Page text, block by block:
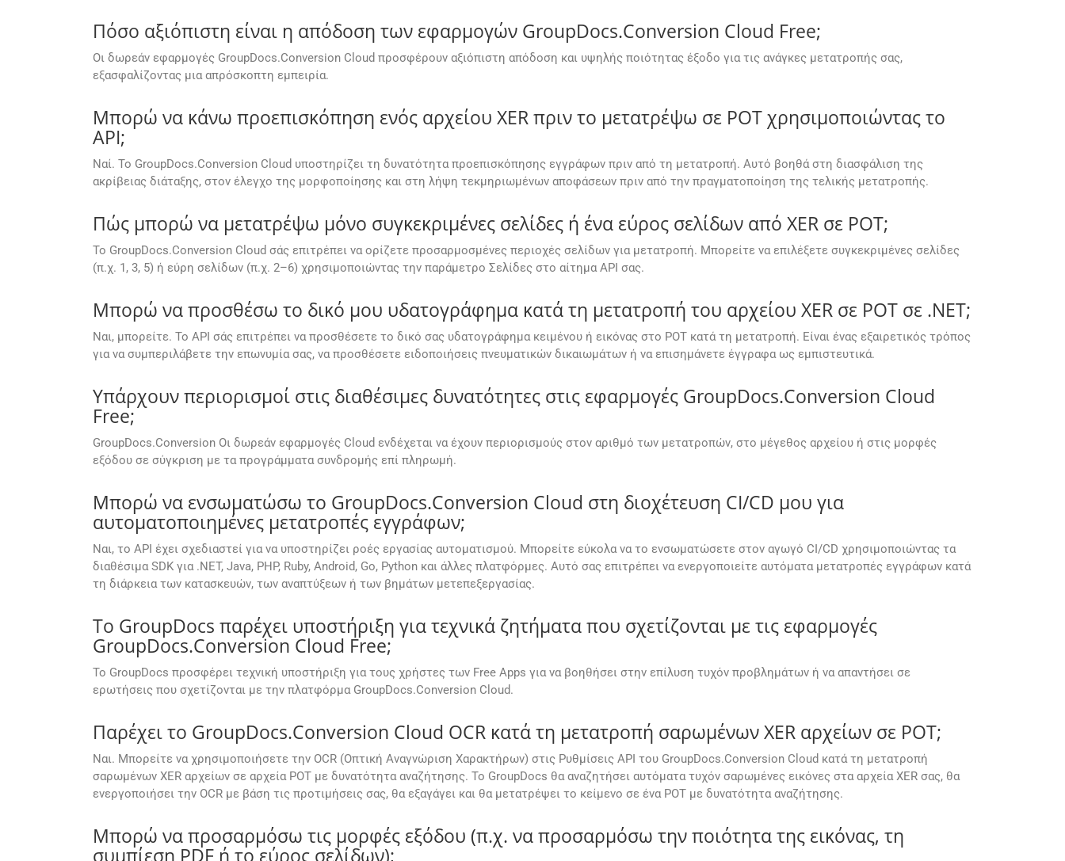
Πόσο αξιόπιστη είναι η απόδοση των εφαρμογών GroupDocs.Conversion Cloud Free;
Οι δωρεάν εφαρμογές GroupDocs.Conversion Cloud προσφέρουν αξιόπιστη απόδοση και υψηλής ποιότητας έξοδο για τις ανάγκες μετατροπής σας,
εξασφαλίζοντας μια απρόσκοπτη εμπειρία.
Μπορώ να κάνω προεπισκόπηση ενός αρχείου XER πριν το μετατρέψω σε POT χρησιμοποιώντας το
API;
Ναί. Το GroupDocs.Conversion Cloud υποστηρίζει τη δυνατότητα προεπισκόπησης εγγράφων πριν από τη μετατροπή. Αυτό βοηθά στη διασφάλιση της
ακρίβειας διάταξης, στον έλεγχο της μορφοποίησης και στη λήψη τεκμηριωμένων αποφάσεων πριν από την πραγματοποίηση της τελικής μετατροπής.
Πώς μπορώ να μετατρέψω μόνο συγκεκριμένες σελίδες ή ένα εύρος σελίδων από XER σε POT;
Το GroupDocs.Conversion Cloud σάς επιτρέπει να ορίζετε προσαρμοσμένες περιοχές σελίδων για μετατροπή. Μπορείτε να επιλέξετε συγκεκριμένες σελίδες
(π.χ. 1, 3, 5) ή εύρη σελίδων (π.χ. 2–6) χρησιμοποιώντας την παράμετρο Σελίδες στο αίτημα API σας.
Μπορώ να προσθέσω το δικό μου υδατογράφημα κατά τη μετατροπή του αρχείου XER σε POT σε .NET;
Ναι, μπορείτε. Το API σάς επιτρέπει να προσθέσετε το δικό σας υδατογράφημα κειμένου ή εικόνας στο POT κατά τη μετατροπή. Είναι ένας εξαιρετικός τρόπος
για να συμπεριλάβετε την επωνυμία σας, να προσθέσετε ειδοποιήσεις πνευματικών δικαιωμάτων ή να επισημάνετε έγγραφα ως εμπιστευτικά.
Υπάρχουν περιορισμοί στις διαθέσιμες δυνατότητες στις εφαρμογές GroupDocs.Conversion Cloud
Free;
GroupDocs.Conversion Οι δωρεάν εφαρμογές Cloud ενδέχεται να έχουν περιορισμούς στον αριθμό των μετατροπών, στο μέγεθος αρχείου ή στις μορφές
εξόδου σε σύγκριση με τα προγράμματα συνδρομής επί πληρωμή.
Μπορώ να ενσωματώσω το GroupDocs.Conversion Cloud στη διοχέτευση CI/CD μου για
αυτοματοποιημένες μετατροπές εγγράφων;
Ναι, το API έχει σχεδιαστεί για να υποστηρίζει ροές εργασίας αυτοματισμού. Μπορείτε εύκολα να το ενσωματώσετε στον αγωγό CI/CD χρησιμοποιώντας τα
διαθέσιμα SDK για .NET, Java, PHP, Ruby, Android, Go, Python και άλλες πλατφόρμες. Αυτό σας επιτρέπει να ενεργοποιείτε αυτόματα μετατροπές εγγράφων κατά
τη διάρκεια των κατασκευών, των αναπτύξεων ή των βημάτων μετεπεξεργασίας.
Το GroupDocs παρέχει υποστήριξη για τεχνικά ζητήματα που σχετίζονται με τις εφαρμογές
GroupDocs.Conversion Cloud Free;
Το GroupDocs προσφέρει τεχνική υποστήριξη για τους χρήστες των Free Apps για να βοηθήσει στην επίλυση τυχόν προβλημάτων ή να απαντήσει σε
ερωτήσεις που σχετίζονται με την πλατφόρμα GroupDocs.Conversion Cloud.
Παρέχει το GroupDocs.Conversion Cloud OCR κατά τη μετατροπή σαρωμένων XER αρχείων σε POT;
Ναι. Μπορείτε να χρησιμοποιήσετε την OCR (Οπτική Αναγνώριση Χαρακτήρων) στις Ρυθμίσεις API του GroupDocs.Conversion Cloud κατά τη μετατροπή
σαρωμένων XER αρχείων σε αρχεία POT με δυνατότητα αναζήτησης. Το GroupDocs θα αναζητήσει αυτόματα τυχόν σαρωμένες εικόνες στα αρχεία XER σας, θα
ενεργοποιήσει την OCR με βάση τις προτιμήσεις σας, θα εξαγάγει και θα μετατρέψει το κείμενο σε ένα POT με δυνατότητα αναζήτησης.
Μπορώ να προσαρμόσω τις μορφές εξόδου (π.χ. να προσαρμόσω την ποιότητα της εικόνας, τη
συμπίεση PDF ή το εύρος σελίδων);